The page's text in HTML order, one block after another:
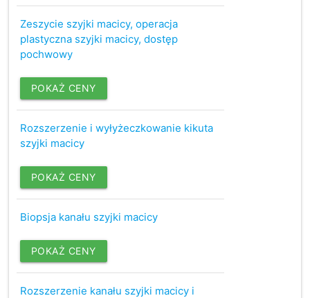
Zeszycie szyjki macicy, operacja
plastyczna szyjki macicy, dostęp
pochwowy
POKAŻ CENY
Rozszerzenie i wyłyżeczkowanie kikuta
szyjki macicy
POKAŻ CENY
Biopsja kanału szyjki macicy
POKAŻ CENY
Rozszerzenie kanału szyjki macicy i